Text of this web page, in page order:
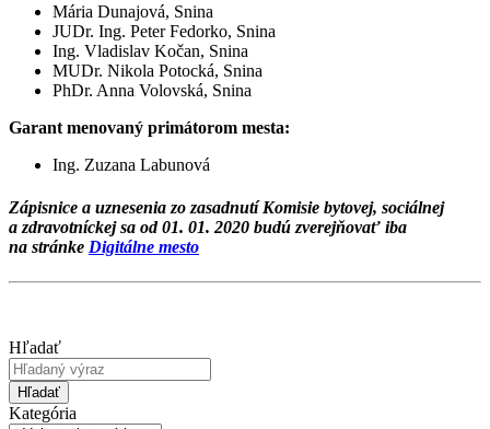
Mária Dunajová, Snina
JUDr. Ing. Peter Fedorko, Snina
Ing. Vladislav Kočan, Snina
MUDr. Nikola Potocká, Snina
PhDr. Anna Volovská, Snina
Garant menovaný primátorom mesta:
Ing. Zuzana Labunová
Zápisnice a uznesenia zo zasadnutí Komisie bytovej, sociálnej
a zdravotníckej sa od 01. 01. 2020 budú zverejňovať iba
na stránke Digitálne mesto
Hľadať
Hľadať
Kategória